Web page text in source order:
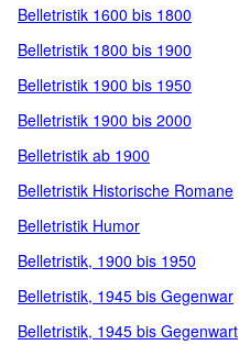
Belletristik 1600 bis 1800
Belletristik 1800 bis 1900
Belletristik 1900 bis 1950
Belletristik 1900 bis 2000
Belletristik ab 1900
Belletristik Historische Romane
Belletristik Humor
Belletristik, 1900 bis 1950
Belletristik, 1945 bis Gegenwar
Belletristik, 1945 bis Gegenwart